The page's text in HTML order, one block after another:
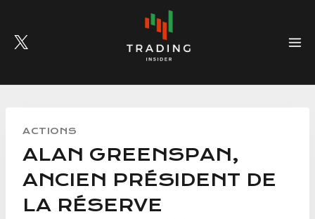
content
ACTIONS
ALAN GREENSPAN,
ANCIEN PRÉSIDENT DE
LA RÉSERVE